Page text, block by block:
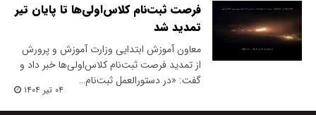
فرصت ثبت‌نام کلاس‌اولی‌ها تا پایان تیر
تمدید شد
معاون آموزش ابتدایی وزارت آموزش و پرورش
از تمدید فرصت ثبت‌نام کلاس‌اولی‌ها خبر داد و
گفت: «در دستورالعمل ثبت‌نام…
۰۴ تیر ۱۴۰۴